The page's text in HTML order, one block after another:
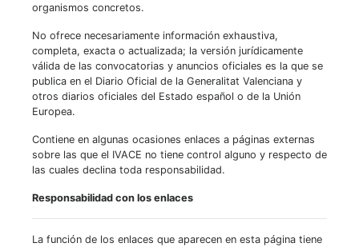
organismos concretos.
No ofrece necesariamente información exhaustiva,
completa, exacta o actualizada; la versión jurídicamente
válida de las convocatorias y anuncios oficiales es la que se
publica en el Diario Oficial de la Generalitat Valenciana y
otros diarios oficiales del Estado español o de la Unión
Europea.
Contiene en algunas ocasiones enlaces a páginas externas
sobre las que el IVACE no tiene control alguno y respecto de
las cuales declina toda responsabilidad.
Responsabilidad con los enlaces
La función de los enlaces que aparecen en esta página tiene